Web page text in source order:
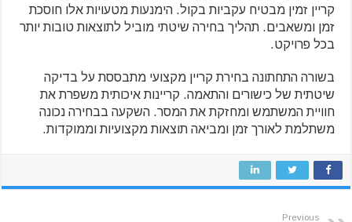
קריין זמין מבטיח עקביות בקול. הימנעות מטעויות אלו חוסכת
זמן ומשאבים. תהליך בחירה שיטתי מוביל לתוצאות טובות יותר
בכל פרויקט.
בשורה התחתונה בחירת קריין מקצועי מתבססת על בדיקה
שיטתית של כישורים והתאמה. קריינות איכותית משפרת את
חוויית המשתמש ומחזקת את המסר. השקעה בבחירה נכונה
משתלמת לאורך זמן ומביאה תוצאות מקצועיות וממוקדות.
Previous